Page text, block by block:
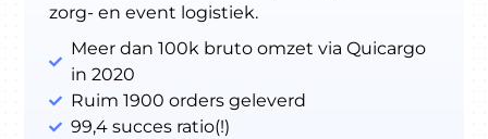
Ontdek
zorg- en event logistiek.
Meer dan 100k bruto omzet via Quicargo
in 2020
Ruim 1900 orders geleverd
99,4 succes ratio(!)